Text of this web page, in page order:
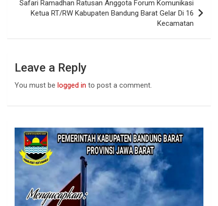
Safari Ramadhan Ratusan Anggota Forum Komunikasi
Ketua RT/RW Kabupaten Bandung Barat Gelar Di 16
Kecamatan
Leave a Reply
You must be logged in to post a comment.